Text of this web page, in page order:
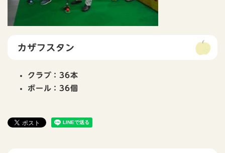
カザフスタン
クラブ：36本
ボール：36個